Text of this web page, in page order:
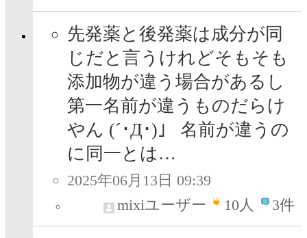
先発薬と後発薬は成分が同
じだと言うけれどそもそも
添加物が違う場合があるし
第一名前が違うものだらけ
やん (´･Д･)」 名前が違うの
に同一とは…
2025年06月13日 09:39
mixiユーザー
10人 3件